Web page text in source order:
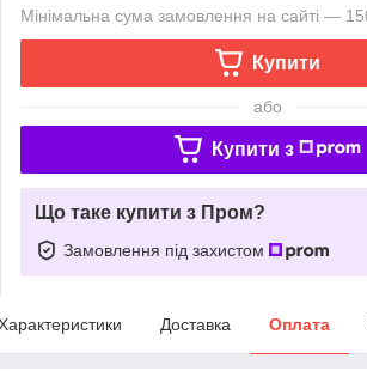
Мінімальна сума замовлення на сайті —
Купити
або
Купити з
Що таке купити з Пром?
Замовлення під захистом
Доставка Оплата